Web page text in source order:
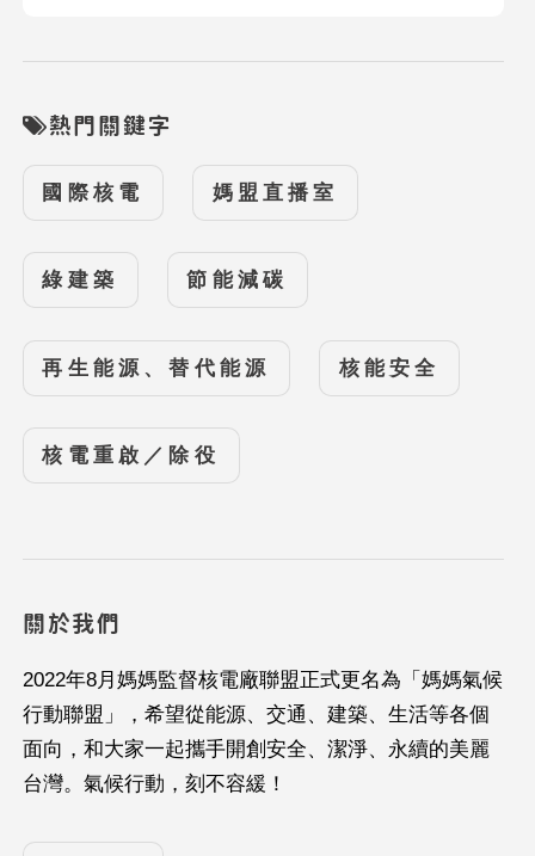
熱門關鍵字
國際核電 媽盟直播室
綠建築 節能減碳
再生能源、替代能源 核能安全
核電重啟／除役
關於我們
2022年8月媽媽監督核電廠聯盟正式更名為「媽媽氣候
行動聯盟」，希望從能源、交通、建築、生活等各個
面向，和大家一起攜手開創安全、潔淨、永續的美麗
台灣。氣候行動，刻不容緩！